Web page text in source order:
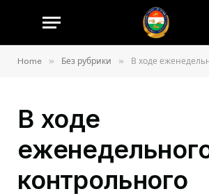
Home » Без рубрики » В ходе еженедельного контрольного совещания при начальнике службы в целях обеспечения безопасности автомобильных дорог от преждевременного разрушения были обсуждены вопросы предотвращения
В ходе
контрольного